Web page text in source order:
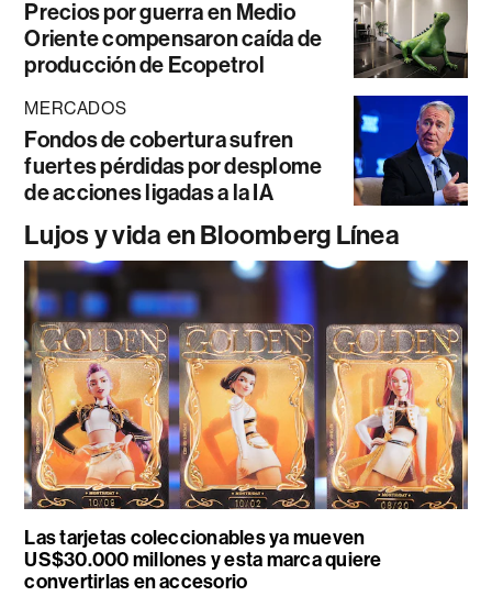
Precios por guerra en Medio
Oriente compensaron caída de
producción de Ecopetrol
MERCADOS
Fondos de cobertura sufren
fuertes pérdidas por desplome
de acciones ligadas a la IA
Lujos y vida en Bloomberg Línea
Las tarjetas coleccionables ya mueven
US$30.000 millones y esta marca quiere
convertirlas en accesorio